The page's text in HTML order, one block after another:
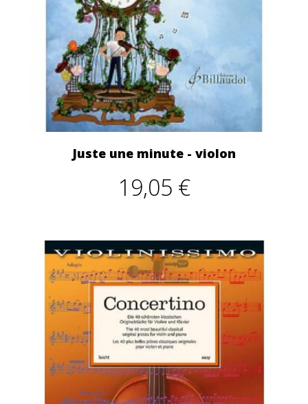
Juste une minute - violon
19,05 €